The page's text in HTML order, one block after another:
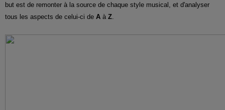
but est de remonter à la source de chaque style musical, et d'analyser
tous les aspects de celui-ci de A à Z